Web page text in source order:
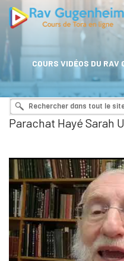
COURS VIDÉOS DU RAV
Parachat Hayé Sarah